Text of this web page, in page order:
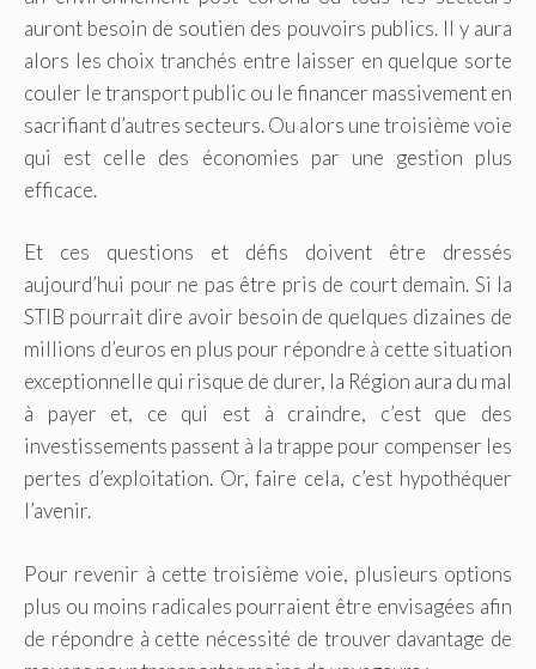
auront besoin de soutien des pouvoirs publics. Il y aura
alors les choix tranchés entre laisser en quelque sorte
couler le transport public ou le financer massivement en
sacrifiant d’autres secteurs. Ou alors une troisième voie
qui est celle des économies par une gestion plus
efficace.
Et ces questions et défis doivent être dressés
aujourd’hui pour ne pas être pris de court demain. Si la
STIB pourrait dire avoir besoin de quelques dizaines de
millions d’euros en plus pour répondre à cette situation
exceptionnelle qui risque de durer, la Région aura du mal
à payer et, ce qui est à craindre, c’est que des
investissements passent à la trappe pour compenser les
pertes d’exploitation. Or, faire cela, c’est hypothéquer
l’avenir.
Pour revenir à cette troisième voie, plusieurs options
plus ou moins radicales pourraient être envisagées afin
de répondre à cette nécessité de trouver davantage de